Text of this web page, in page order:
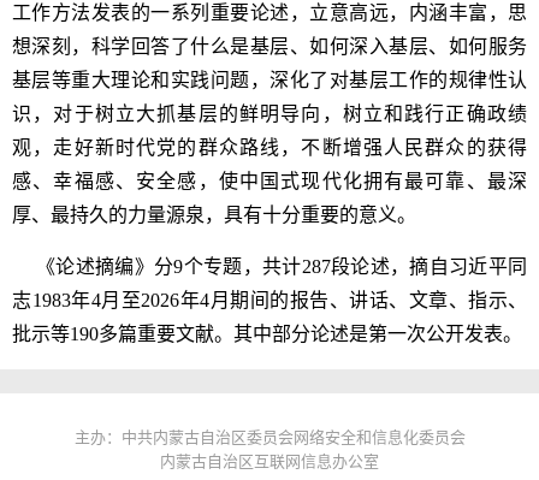
工作方法发表的一系列重要论述，立意高远，内涵丰富，思
想深刻，科学回答了什么是基层、如何深入基层、如何服务
基层等重大理论和实践问题，深化了对基层工作的规律性认
识，对于树立大抓基层的鲜明导向，树立和践行正确政绩
观，走好新时代党的群众路线，不断增强人民群众的获得
感、幸福感、安全感，使中国式现代化拥有最可靠、最深
厚、最持久的力量源泉，具有十分重要的意义。
《论述摘编》分9个专题，共计287段论述，摘自习近平同
志1983年4月至2026年4月期间的报告、讲话、文章、指示、
批示等190多篇重要文献。其中部分论述是第一次公开发表。
主办：中共内蒙古自治区委员会网络安全和信息化委员会
内蒙古自治区互联网信息办公室